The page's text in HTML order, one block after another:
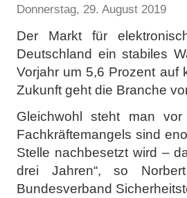
Donnerstag, 29. August 2019
Der Markt für
Deutschland ein stabiles
Vorjahr um 5,6 Prozent auf
Zukunft geht die Branche
Gleichwohl steht man vor
Fachkräftemangels sind
Stelle nachbesetzt wird –
drei Jahren“, so
Bundesverband